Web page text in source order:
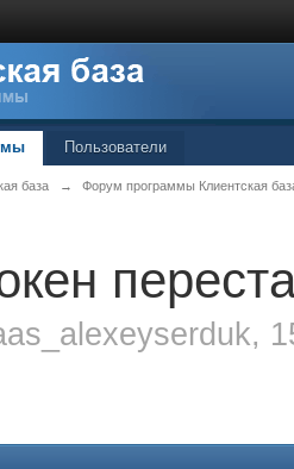
Пользователи
база → Форум программы Клиентская
,